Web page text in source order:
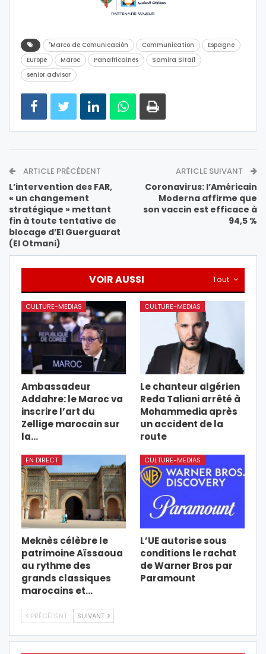
"Marco de Comunicación Communication
Espagne
Europe
Maroc Panafricaines
Samira Sitaïl
senior advisor
ARTICLE PRÉCÉDENT
L’intervention des FAR,
« un changement
stratégique » mettant
fin à toute tentative de
blocage d’El Guerguarat
(El Otmani)
ARTICLE SUIVANT
Coronavirus: l’Américain
Moderna affirme que
son vaccin est efficace à
94,5 %
Tout
VOIR AUSSI
CULTURE-MEDIAS
Ambassadeur
Addahre: le Maroc va
inscrire l’art du
Zellige marocain sur
la…
CULTURE-MEDIAS
Le chanteur algérien
Reda Taliani arrêté à
Mohammedia après
un accident de la
route
EN DIRECT
Meknès célèbre le
patrimoine Aïssaoua
au rythme des
grands classiques
marocains et…
CULTURE-MEDIAS
L’UE autorise sous
conditions le rachat
de Warner Bros par
Paramount
PRÉCÉDENT SUIVANT